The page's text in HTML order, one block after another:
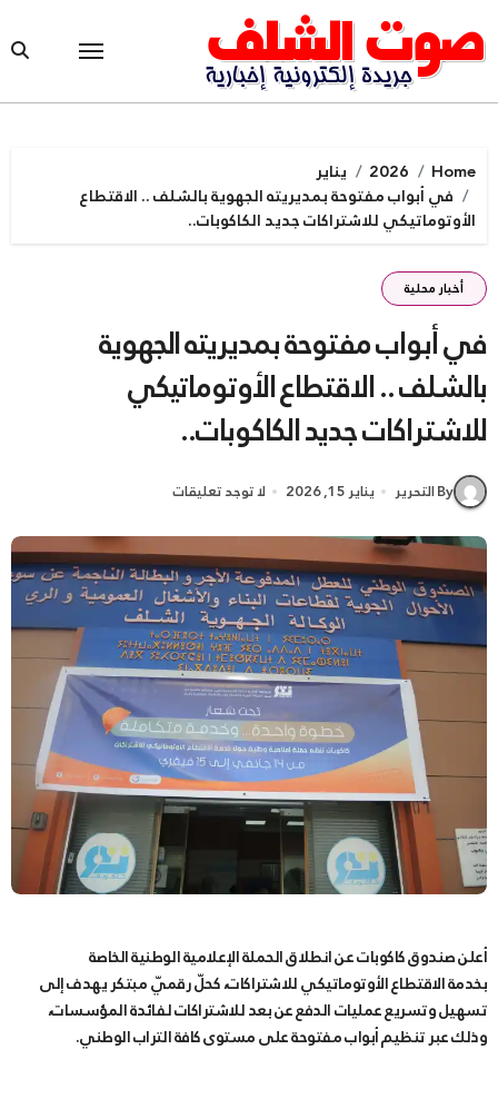
to
content
Home
2026
يناير
في أبواب مفتوحة بمديريته الجهوية بالشلف .. الاقتطاع
الأوتوماتيكي للاشتراكات جديد الكاكوبات..
أخبار محلية
في أبواب مفتوحة بمديريته الجهوية
بالشلف .. الاقتطاع الأوتوماتيكي
للاشتراكات جديد الكاكوبات..
By التحرير يناير 15, 2026 لا توجد تعليقات
أعلن صندوق كاكوبات عن انطلاق الحملة الإعلامية الوطنية الخاصة
بخدمة الاقتطاع الأوتوماتيكي للاشتراكات، كحلّ رقميّ مبتكر يهدف إلى
تسهيل وتسريع عمليات الدفع عن بعد للاشتراكات لفائدة المؤسسات،
وذلك عبر تنظيم أبواب مفتوحة على مستوى كافة التراب الوطني.